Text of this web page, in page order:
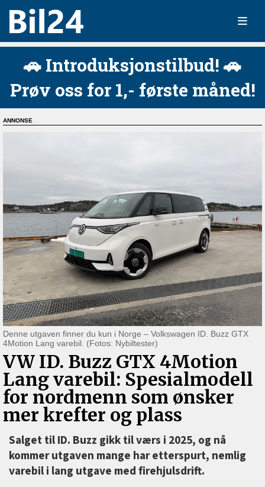
🚗 Introduksjonstilbud! 🚗
Prøv oss for 1,- første måned!
Denne utgaven finner du kun i Norge – Volkswagen ID. Buzz GTX
4Motion Lang varebil. (Fotos: Nybiltester)
VW ID. Buzz GTX 4Motion
Lang varebil: Spesialmodell
for nordmenn som ønsker
mer krefter og plass
Salget til ID. Buzz gikk til værs i 2025, og nå
kommer utgaven mange har etterspurt, nemlig
varebil i lang utgave med firehjulsdrift.